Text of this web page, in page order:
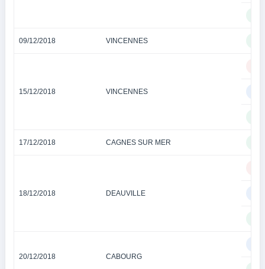
09/12/2018 VINCENNES
15/12/2018 VINCENNES
17/12/2018 CAGNES SUR MER
18/12/2018 DEAUVILLE
20/12/2018 CABOURG